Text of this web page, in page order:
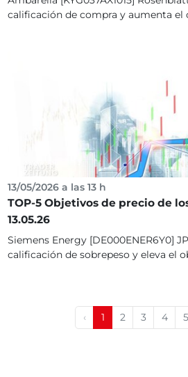
calificación de compra y aumenta el
13/05/2026 a las 13 h
TOP-5 Objetivos de precio de
13.05.26
Siemens Energy [DE000ENER6Y0]
calificación de sobrepeso y eleva el
‹ 1 2 3 4 5